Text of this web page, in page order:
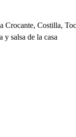
Crocante, Costilla,
y salsa de la casa